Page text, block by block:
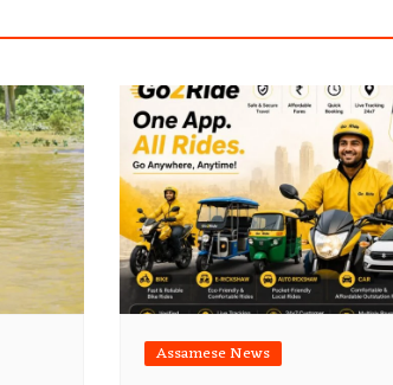
Assamese News